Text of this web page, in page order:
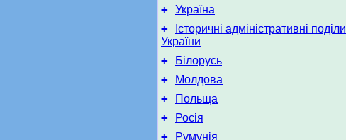
+ Україна
+
Історичні адміністративні поділи
України
+ Білорусь
+ Молдова
+ Польща
+ Росія
+ Румунія